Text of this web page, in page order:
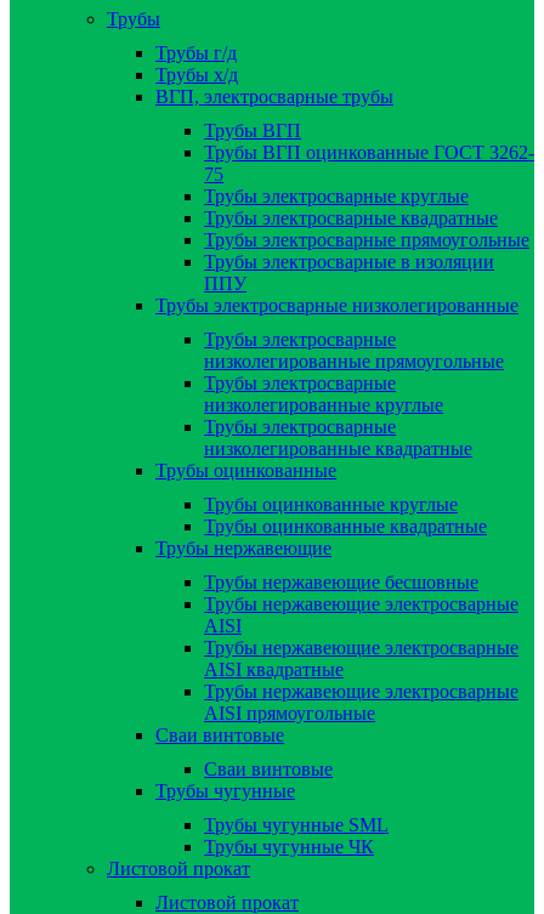
Трубы
Трубы г/д
Трубы х/д
ВГП, электросварные трубы
Трубы ВГП
Трубы ВГП оцинкованные ГОСТ 3262-
75
Трубы электросварные круглые
Трубы электросварные квадратные
Трубы электросварные прямоугольные
Трубы электросварные в изоляции
ППУ
Трубы электросварные низколегированные
Трубы электросварные
низколегированные прямоугольные
Трубы электросварные
низколегированные круглые
Трубы электросварные
низколегированные квадратные
Трубы оцинкованные
Трубы оцинкованные круглые
Трубы оцинкованные квадратные
Трубы нержавеющие
Трубы нержавеющие бесшовные
Трубы нержавеющие электросварные
AISI
Трубы нержавеющие электросварные
AISI квадратные
Трубы нержавеющие электросварные
AISI прямоугольные
Сваи винтовые
Сваи винтовые
Трубы чугунные
Трубы чугунные SML
Трубы чугунные ЧК
Листовой прокат
Листовой прокат